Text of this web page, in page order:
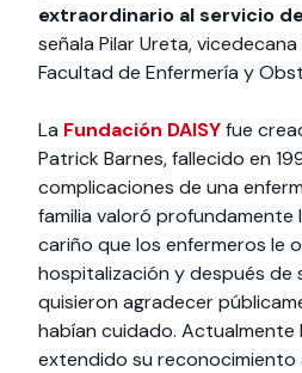
extraordinario al servicio
señala Pilar Ureta,
Facultad de Enfermería y
La Fundación DAISYfue
Patrick Barnes, fallecido en
complicaciones de una
familia valoró profundamente
cariño que los enfermeros le
hospitalización y después de
quisieron agradecer
habían cuidado.​ Actualmente
extendido su reconocimiento